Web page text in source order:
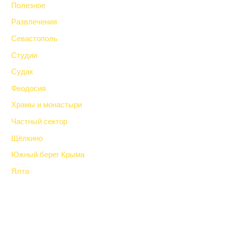
Полезное
Развлечения
Севастополь
Студии
Судак
Феодосия
Храмы и монастыри
Частный сектор
Щёлкино
Южный берег Крыма
Ялта